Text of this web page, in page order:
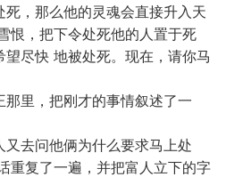
，那么他的灵魂会直接升入天
恨，把下令处死他的人置于死
尽快 地被处死。现在，请你马
里，把刚才的事情叙述了一
去问他俩为什么要求马上处
重复了一遍，并把富人立下的字